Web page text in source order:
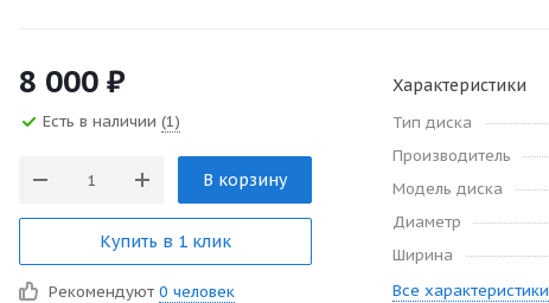
8 000 ₽
Есть в наличии (1)
В корзину
Купить в 1 клик
Рекомендуют 0 человек
Характеристики
Тип диска
Производитель
Модель диска
Диаметр
Ширина
Все характеристики